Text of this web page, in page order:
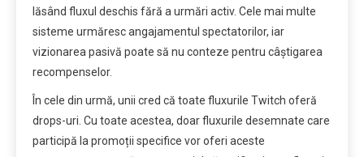
lăsând fluxul deschis fără a urmări activ. Cele mai multe
sisteme urmăresc angajamentul spectatorilor, iar
vizionarea pasivă poate să nu conteze pentru câștigarea
recompenselor.
În cele din urmă, unii cred că toate fluxurile Twitch oferă
drops-uri. Cu toate acestea, doar fluxurile desemnate care
participă la promoții specifice vor oferi aceste